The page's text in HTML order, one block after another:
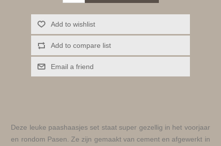
Add to wishlist
Add to compare list
Email a friend
Deze leuke paashaasjes set staat super gezellig in het voorjaar
en rondom Pasen. Ze zijn gemaakt van cement en afgewerkt in